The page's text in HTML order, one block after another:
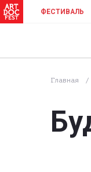
ФЕСТИВАЛЬ
Главная